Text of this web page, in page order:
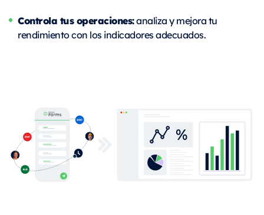
Controla tus operaciones:analiza y mejora tu
rendimiento con los indicadores adecuados.